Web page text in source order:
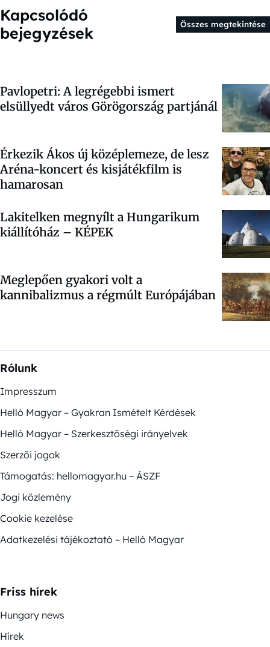
Kapcsolódó
bejegyzések
Összes megtekintése
Pavlopetri: A legrégebbi ismert
elsüllyedt város Görögország partjánál
Érkezik Ákos új középlemeze, de lesz
Aréna-koncert és kisjátékfilm is
hamarosan
Lakitelken megnyílt a Hungarikum
kiállítóház – KÉPEK
Meglepően gyakori volt a
kannibalizmus a régmúlt Európájában
Rólunk
Impresszum
Helló Magyar – Gyakran Ismételt Kérdések
Helló Magyar – Szerkesztőségi irányelvek
Szerzői jogok
Támogatás: hellomagyar.hu – ÁSZF
Jogi közlemény
Cookie kezelése
Adatkezelési tájékoztató – Helló Magyar
Friss hírek
Hungary news
Hírek